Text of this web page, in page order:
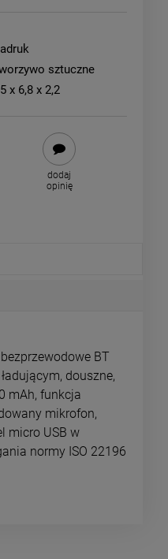
sztuczne
x 6,8 x 2,2
dodaj
opinię
BT
douszne,
mAh, funkcja
mikrofon,
micro USB w
normy ISO 22196